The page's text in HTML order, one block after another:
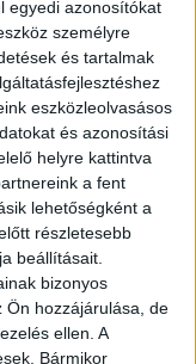
egyedi azonosítókat
személyre
és tartalmak
eszközleolvasásos
és azonosítási
helyre kattintva
a fent
lehetőségként a
részletesebb
beállításait.
bizonyos
Ön hozzájárulása, de
ellen. A
Bármikor
még egy-
fontosabb, hogy
a magasabb
Erre alapozva a
is hozhat az
Balázs.
az is, hogy a
fog esni a Forma-
is a